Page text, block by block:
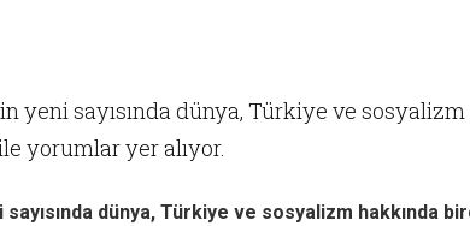
yeni sayısında dünya, Türkiye ve sosyalizm
yorumlar yer alıyor.
dünya, Türkiye ve sosyalizm hakkında